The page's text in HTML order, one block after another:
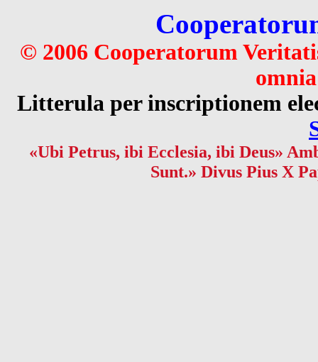
© 2006 Cooperatorum
Litterula per inscriptionem
«Ubi Petrus, ibi Ecclesia, ibi Deus»
Sunt.» Divus Pius X